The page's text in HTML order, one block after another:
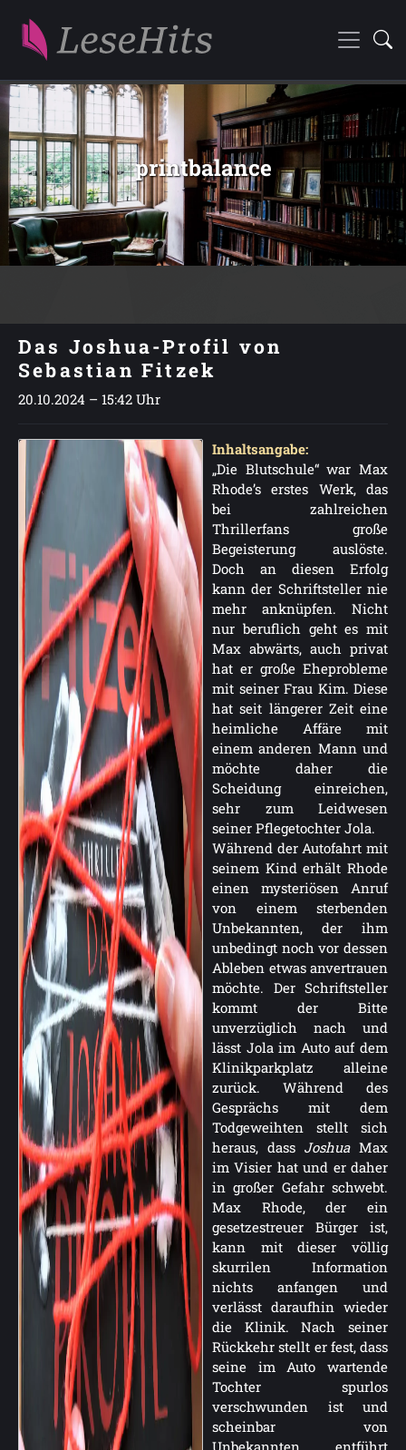
printbalance
Das Joshua-Profil von
Sebastian Fitzek
20.10.2024 – 15:42 Uhr
Inhaltsangabe:
„Die Blutschule“ war Max
Rhode’s erstes Werk, das
bei zahlreichen
Thrillerfans große
Begeisterung auslöste.
Doch an diesen Erfolg
kann der Schriftsteller nie
mehr anknüpfen. Nicht
nur beruflich geht es mit
Max abwärts, auch privat
hat er große Eheprobleme
mit seiner Frau Kim. Diese
hat seit längerer Zeit eine
heimliche Affäre mit
einem anderen Mann und
möchte daher die
Scheidung einreichen,
sehr zum Leidwesen
seiner Pflegetochter Jola.
Während der Autofahrt mit
seinem Kind erhält Rhode
einen mysteriösen Anruf
von einem sterbenden
Unbekannten, der ihm
unbedingt noch vor dessen
Ableben etwas anvertrauen
möchte. Der Schriftsteller
kommt der Bitte
unverzüglich nach und
lässt Jola im Auto auf dem
Klinikparkplatz alleine
zurück. Während des
Gesprächs mit dem
Todgeweihten stellt sich
heraus, dass JoshuaMax
im Visier hat und er daher
in großer Gefahr schwebt.
Max Rhode, der ein
gesetzestreuer Bürger ist,
kann mit dieser völlig
skurrilen Information
nichts anfangen und
verlässt daraufhin wieder
die Klinik. Nach seiner
Rückkehr stellt er fest, dass
seine im Auto wartende
Tochter spurlos
verschwunden ist und
scheinbar von
Unbekannten entführt